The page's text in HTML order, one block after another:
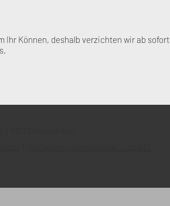
Ihr Können, deshalb verzichten wir ab sofort